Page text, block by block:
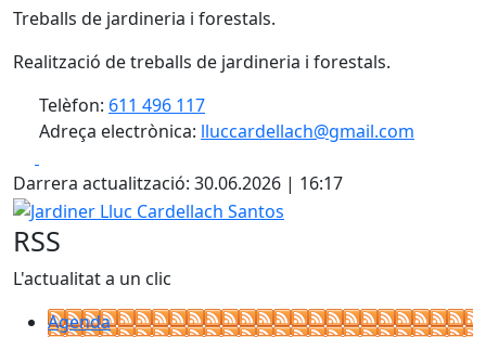
Treballs de jardineria i forestals.
Realització de treballs de jardineria i forestals.
Telèfon: 611 496 117
Adreça electrònica: lluccardellach@gmail.com
Darrera actualització: 30.06.2026 | 16:17
Jardiner Lluc Cardellach Santos
RSS
L'actualitat a un clic
Agenda